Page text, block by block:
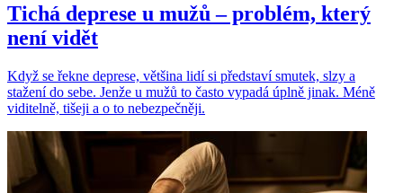
Tichá deprese u mužů – problém, který
není vidět
Když se řekne deprese, většina lidí si představí smutek, slzy a
stažení do sebe. Jenže u mužů to často vypadá úplně jinak. Méně
viditelně, tišeji a o to nebezpečněji.